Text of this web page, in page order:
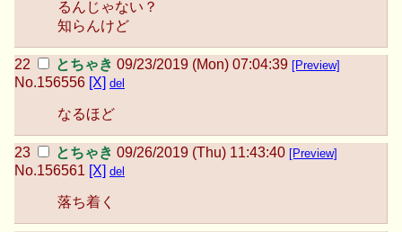
るんじゃない？
知らんけど
とちゃき 09/23/2019 (Mon) 07:04:39 [Preview]
No.156556 [X] del
なるほど
とちゃき 09/26/2019 (Thu) 11:43:40 [Preview]
No.156561 [X] del
落ち着く